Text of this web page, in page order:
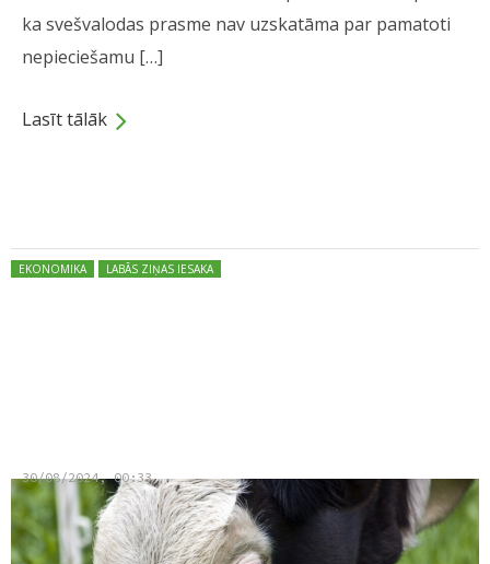
ka svešvalodas prasme nav uzskatāma par pamatoti
nepieciešamu […]
Lasīt tālāk
Posted in:
EKONOMIKA LABĀS ZIŅAS IESAKA
30/08/2024, 00:33